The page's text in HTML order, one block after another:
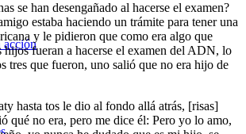
se han desengañado al hacerse el examen?
estaba haciendo un trámite para tener una
y le pidieron que como era algo que
hijos fueran a hacerse el examen del ADN, lo
tres que fueron, uno salió que no era hijo de
hasta tos le dio al fondo allá atrás, [risas]
qué no era, pero me dice él: Pero yo lo amo,